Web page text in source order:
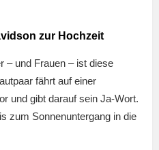
zur Hochzeit
– und Frauen – ist diese
fährt auf einer
und gibt darauf sein Ja-Wort.
zum Sonnenuntergang in die